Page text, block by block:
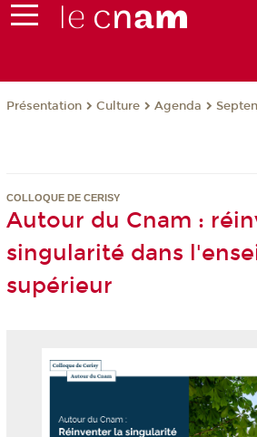
Présentation Culture Agenda
COLLOQUE DE CERISY
Autour du Cnam :
singularité dans
supérieur